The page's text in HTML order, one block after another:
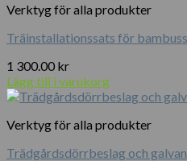
Verktyg för alla produkter
Träinstallationssats för
1 300.00 kr
Lägg till i varukorg
Verktyg för alla produkter
Trädgårdsdörrbeslag och